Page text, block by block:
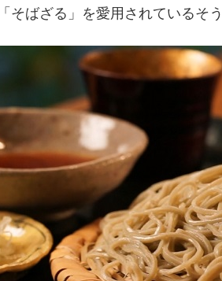
そばざる」を愛用されているそう